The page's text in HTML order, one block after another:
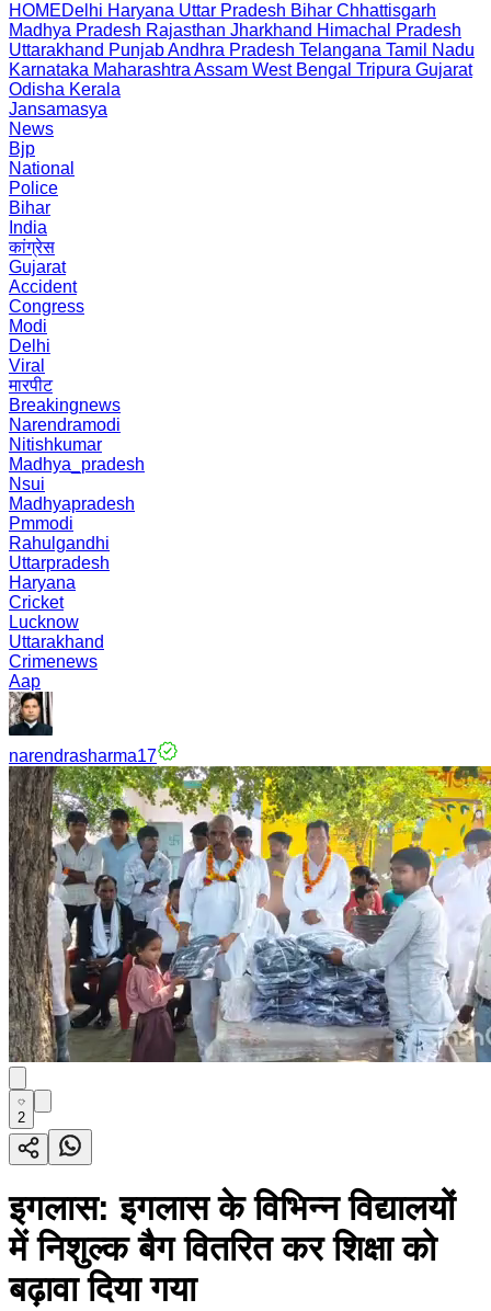
HOMEDelhi Haryana Uttar Pradesh Bihar Chhattisgarh
Madhya Pradesh Rajasthan Jharkhand Himachal Pradesh
Uttarakhand PunjabAndhra Pradesh Telangana Tamil Nadu
Karnataka Maharashtra Assam West Bengal Tripura Gujarat
Odisha Kerala
Jansamasya
News
Bjp
National
Police
Bihar
India
कांग्रेस
Gujarat
Accident
Congress
Modi
Delhi
Viral
मारपीट
Breakingnews
Narendramodi
Nitishkumar
Madhya_pradesh
Nsui
Madhyapradesh
Pmmodi
Rahulgandhi
Uttarpradesh
Haryana
Cricket
Lucknow
Uttarakhand
Crimenews
Aap
narendrasharma17
2
इगलास: इगलास के विभिन्न विद्यालयों
में निशुल्क बैग वितरित कर शिक्षा को
बढ़ावा दिया गया